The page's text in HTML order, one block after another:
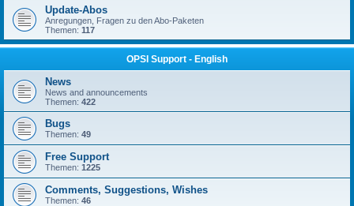
Update-Abos
Anregungen, Fragen zu den Abo-Paketen
Themen: 117
OPSI Support - English
News
News and announcements
Themen: 422
Bugs
Themen: 49
Free Support
Themen: 1225
Comments, Suggestions, Wishes
Themen: 46